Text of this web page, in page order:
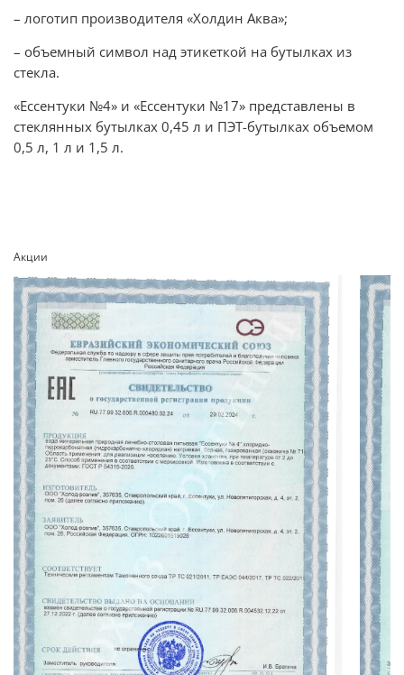
– логотип производителя «Холдин Аква»;
– объемный символ над этикеткой на бутылках из
стекла.
«Ессентуки №4» и «Ессентуки №17» представлены в
стеклянных бутылках 0,45 л и ПЭТ-бутылках объемом
0,5 л, 1 л и 1,5 л.
Акции